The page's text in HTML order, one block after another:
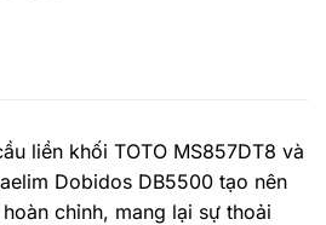
liền khối TOTO MS857DT8 và
Dobidos DB5500 tạo nên
chỉnh, mang lại sự thoải